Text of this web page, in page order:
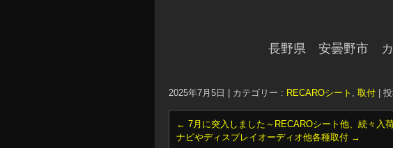
長野県 安曇野市 カ
2025年7月5日 カテゴリー : RECAROシート , 取付
← 7月に突入しました～RECAROシート他、続々入
ナビやディスプレイオーディオ他各種取付 →